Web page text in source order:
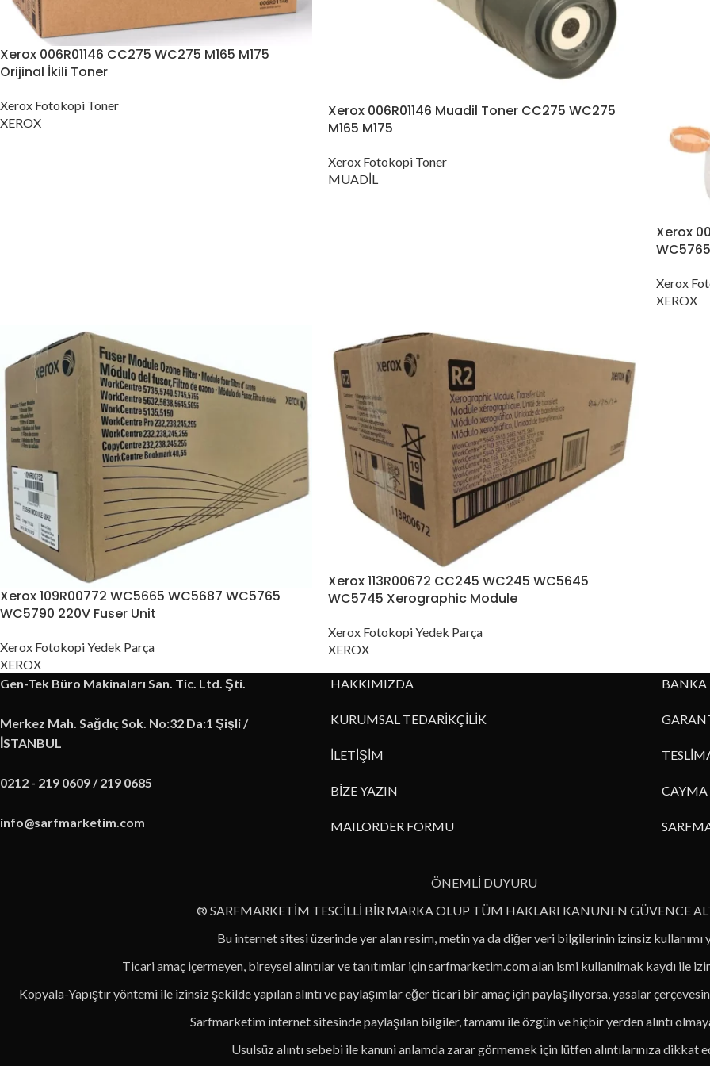
Konica Minolta Yazıcı Toner
Lexmark Yazıcı Toner
Oki Yazıcı Toner
Samsung Yazıcı Toner
Xerox 006R01146 CC275 WC275 M165 M175
Orijinal İkili Toner
Xerox Fotokopi Toner
XEROX
Xerox 006R01146 Muadil Toner CC275 WC275
M165 M175
Xerox Fotokopi Toner
MUADİL
Xerox
Xerox
XEROX
Xerox 109R00772 WC5665 WC5687 WC5765
WC5790 220V Fuser Unit
Xerox Fotokopi Yedek Parça
XEROX
Xerox 113R00672 CC245 WC245 WC5645
WC5745 Xerographic Module
Xerox Fotokopi Yedek Parça
XEROX
Gen-Tek Büro Makinaları San. Tic. Ltd. Şti.
Merkez Mah. Sağdıç Sok. No:32 Da:1 Şişli /
İSTANBUL
0212 - 219 0609 / 219 0685
info@sarfmarketim.com
HAKKIMIZDA
KURUMSAL TEDARİKÇİLİK
İLETİŞİM
BİZE YAZIN
MAILORDER FORMU
BANKA
ÖNEMLİ DUYURU
® SARFMARKETİM TESCİLLİ BİR MARKA OLUP TÜM HAKLARI KANUNEN GÜVENCE
Bu internet sitesi üzerinde yer alan resim, metin ya da diğer veri bilgilerinin izinsiz kullanımı
Ticari amaç içermeyen, bireysel alıntılar ve tanıtımlar için sarfmarketim.com alan ismi kullanılmak kaydı ile
Kopyala-Yapıştır yöntemi ile izinsiz şekilde yapılan alıntı ve paylaşımlar eğer ticari bir amaç için paylaşılıyorsa, yasalar
Sarfmarketim internet sitesinde paylaşılan bilgiler, tamamı ile özgün ve hiçbir yerden alıntı
Usulsüz alıntı sebebi ile kanuni anlamda zarar görmemek için lütfen alıntılarınıza dikkat